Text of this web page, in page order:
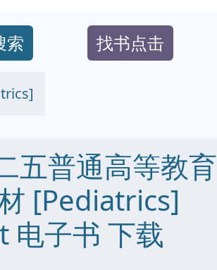
索 找书点击
五普通高等教育
[Pediatrics]
子书 下载